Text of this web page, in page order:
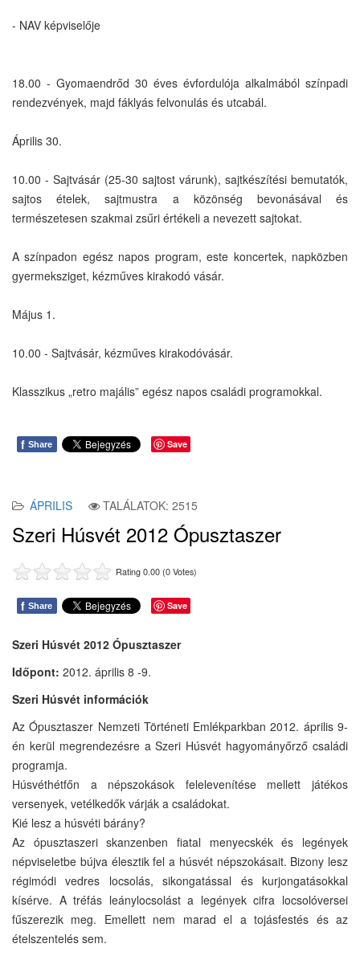
- NAV képviselője
18.00 - Gyomaendrőd 30 éves évfordulója alkalmából színpadi
rendezvények, majd fáklyás felvonulás és utcabál.
Április 30.
10.00 - Sajtvásár (25-30 sajtost várunk), sajtkészítési bemutatók,
sajtos ételek, sajtmustra a közönség bevonásával és
természetesen szakmai zsűri értékeli a nevezett sajtokat.
A színpadon egész napos program, este koncertek, napközben
gyermeksziget, kézműves kirakodó vásár.
Május 1.
10.00 - Sajtvásár, kézműves kirakodóvásár.
Klasszikus „retro majális” egész napos családi programokkal.
f Share Save
ÁPRILIS TALÁLATOK: 2515
Szeri Húsvét 2012 Ópusztaszer
Rating 0.00 (0 Votes)
f Share Save
Szeri Húsvét 2012 Ópusztaszer
Időpont: 2012. április 8 -9.
Szeri Húsvét információk
Az Ópusztaszer Nemzeti Történeti Emlékparkban 2012. április 9-
én kerül megrendezésre a Szeri Húsvét hagyományőrző családi
programja.
Húsvéthétfőn a népszokások felelevenítése mellett játékos
versenyek, vetélkedők várják a családokat.
Kié lesz a húsvéti bárány?
Az ópusztaszeri skanzenben fiatal menyecskék és legények
népviseletbe bújva élesztik fel a húsvét népszokásait. Bizony lesz
régimódi vedres locsolás, sikongatással és kurjongatásokkal
kísérve. A tréfás leánylocsolást a legények cifra locsolóversei
fűszerezik meg. Emellett nem marad el a tojásfestés és az
ételszentelés sem.